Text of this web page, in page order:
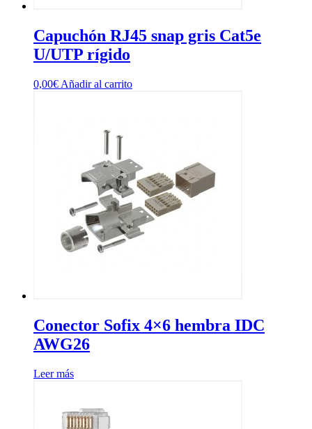
Capuchón RJ45 snap gris Cat5e
U/UTP rígido
0,00€ Añadir al carrito
Conector Sofix 4×6 hembra IDC
AWG26
Leer más